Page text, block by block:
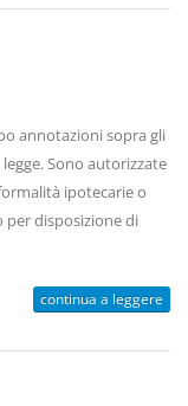
annotazioni sopra gli
Sono autorizzate
ipotecarie o
per disposizione di
continua a leggere